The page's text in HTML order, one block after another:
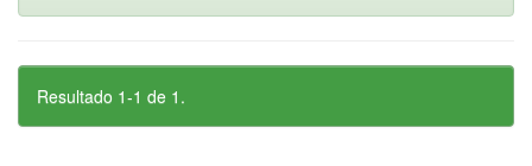
Resultado 1-1 de 1.